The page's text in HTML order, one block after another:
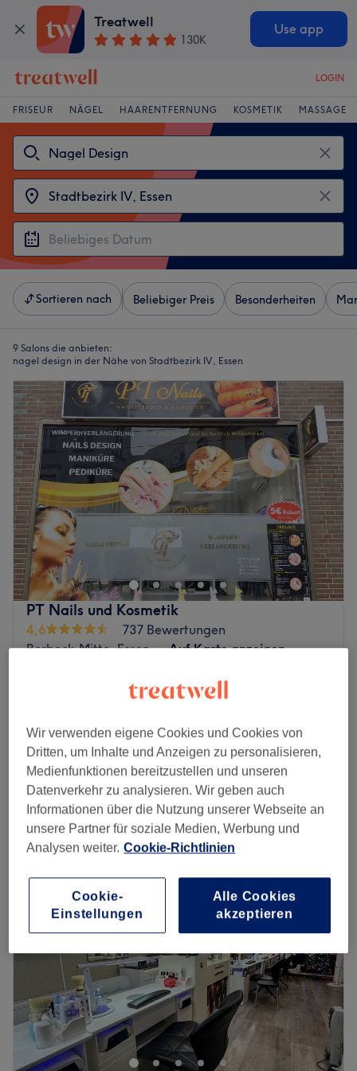
Treatwell
130K
Use app
LOGIN
FRISEUR NÄGEL HAARENTFERNUNG KOSMETIK MASSAGE
Sortieren nach Beliebiger Preis Besonderheiten
9 Salons die anbieten:
nagel design in der Nähe von Stadtbezirk IV, Essen
PT Nails und Kosmetik
4,6
737 Bewertungen
Borbeck-Mitte, Essen
Auf Karte anzeigen
1 Std.
Auffüllen French/ Babyboomer
1 Std.
ab
Schnellansicht Saloninfos
Montag
Donnerstag
09:00–19:00
Freitag
09:00–19:00
Sonntag
Geschlossen
Ob Wimpernverlängerung, natürliche Maniküre,
Nagelmodellage oder individuelles Design: Bei PT
Nagelstudio und Kosmetik in Essen Borbeck-Mitte findest
du alles, was du für gepflegte Hände und Füße und einen
Wir verwenden eigene Cookies und Cookies von
Dritten, um Inhalte und Anzeigen zu personalisieren,
Medienfunktionen bereitzustellen und unseren
Datenverkehr zu analysieren. Wir geben auch
Informationen über die Nutzung unserer Webseite an
unsere Partner für soziale Medien, Werbung und
Analysen weiter. Cookie-Richtlinien
Cookie-
Einstellungen
Alle Cookies
akzeptieren